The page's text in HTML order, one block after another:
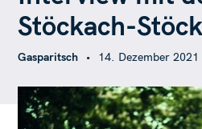
Stöckach-
Gasparitsch 14. Dezember 2021